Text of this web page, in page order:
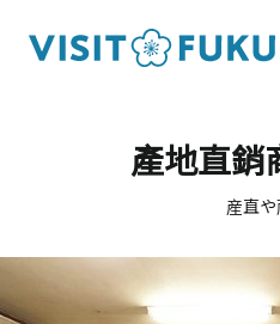
產地直銷
産直